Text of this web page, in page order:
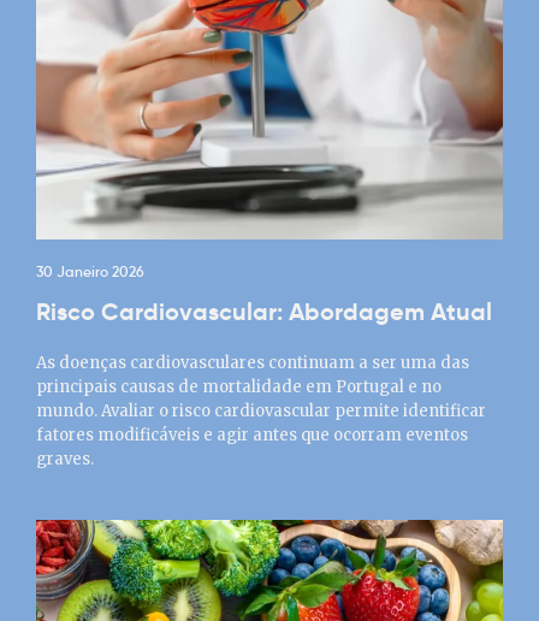
30 Janeiro 2026
Risco Cardiovascular: Abordagem Atual
As doenças cardiovasculares continuam a ser uma das
principais causas de mortalidade em Portugal e no
mundo. Avaliar o risco cardiovascular permite identificar
fatores modificáveis e agir antes que ocorram eventos
graves.